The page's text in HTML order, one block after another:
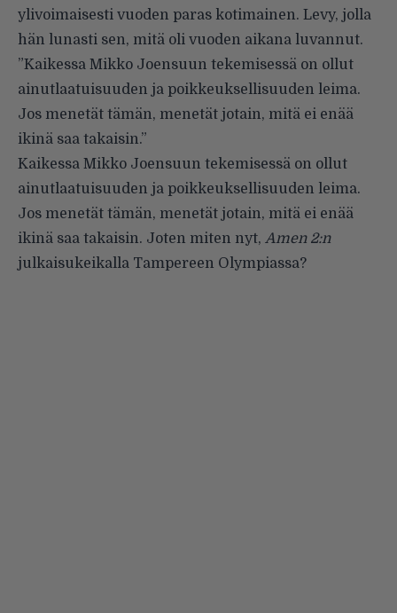
ylivoimaisesti vuoden paras kotimainen. Levy, jolla
hän lunasti sen, mitä oli vuoden aikana luvannut.
”Kaikessa Mikko Joensuun tekemisessä on ollut
ainutlaatuisuuden ja poikkeuksellisuuden leima.
Jos menetät tämän, menetät jotain, mitä ei enää
ikinä saa takaisin.”
Kaikessa Mikko Joensuun tekemisessä on ollut
ainutlaatuisuuden ja poikkeuksellisuuden leima.
Jos menetät tämän, menetät jotain, mitä ei enää
ikinä saa takaisin. Joten miten nyt, Amen 2:n
julkaisukeikalla Tampereen Olympiassa?